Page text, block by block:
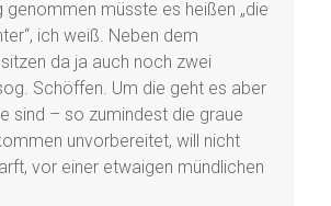
genommen müsste es heißen „die
ich weiß. Neben dem
da ja auch noch zwei
Schöffen. Um die geht es aber
sind – so zumindest die graue
unvorbereitet, will nicht
vor einer etwaigen mündlichen